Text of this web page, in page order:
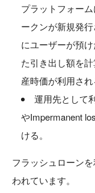
プラットフォー
ークンが新規発
にユーザーが預
た引き出し額を
産時価が利用され
運用先として
やImpermanent
ける。
フラッシュローン
われています。